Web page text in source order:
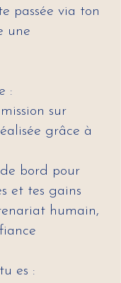
passée via ton
une
:
sur
grâce à
bord pour
et tes gains
humain,
es :